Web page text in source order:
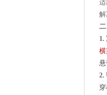
二
1.
2.